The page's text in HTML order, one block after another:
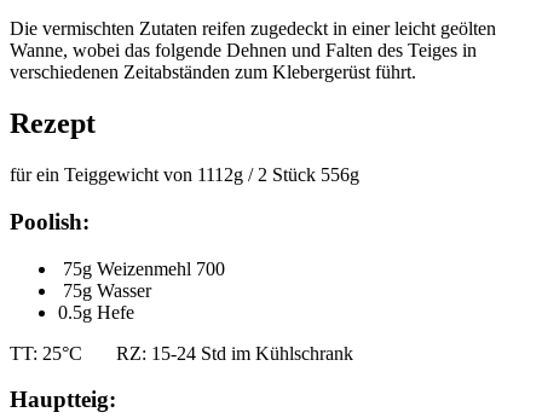
Die vermischten Zutaten reifen zugedeckt in einer leicht geölten
Wanne, wobei das folgende Dehnen und Falten des Teiges in
verschiedenen Zeitabständen zum Klebergerüst führt.
Rezept
für ein Teiggewicht von 1112g / 2 Stück 556g
Poolish:
75g Weizenmehl 700
75g Wasser
0.5g Hefe
TT: 25°C RZ: 15-24 Std im Kühlschrank
Hauptteig: